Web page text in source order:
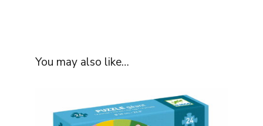
You may also like…